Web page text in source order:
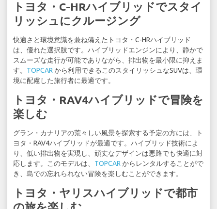
トヨタ・C-HRハイブリッドでスタイ
リッシュにクルージング
快適さと環境意識を兼ね備えたトヨタ・C-HRハイブリッド
は、優れた選択肢です。ハイブリッドエンジンにより、静かで
スムーズな走行が可能でありながら、排出物を最小限に抑えま
す。 TOPCAR から利用できるこのスタイリッシュなSUVは、環
境に配慮した旅行者に最適です。
トヨタ・RAV4ハイブリッドで冒険を
楽しむ
グラン・カナリアの荒々しい風景を探索する予定の方には、ト
ヨタ・RAV4ハイブリッドが最適です。ハイブリッド技術によ
り、低い排出物を実現し、頑丈なデザインは悪路でも快適に対
応します。このモデルは、 TOPCAR からレンタルすることがで
き、島での忘れられない冒険を楽しむことができます。
トヨタ・ヤリスハイブリッドで都市